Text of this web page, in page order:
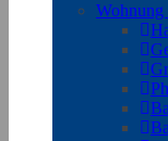
Wohnung